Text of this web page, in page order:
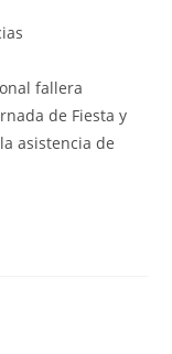
fallera
de Fiesta y
asistencia de